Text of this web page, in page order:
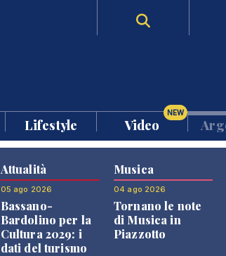
Lifestyle Video
NEW
Attualità
05 ago 2026
Bassano-
Bardolino per la
Cultura 2029: i
dati del turismo
Musica
04 ago 2026
Tornano le note
di Musica in
Piazzotto